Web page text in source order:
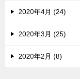
2020年4月 (24)
2020年3月 (25)
2020年2月 (8)